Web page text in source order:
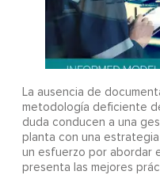
La ausencia de
metodología deficiente
duda conducen a una
planta con una
un esfuerzo por abordar
presenta las mejores